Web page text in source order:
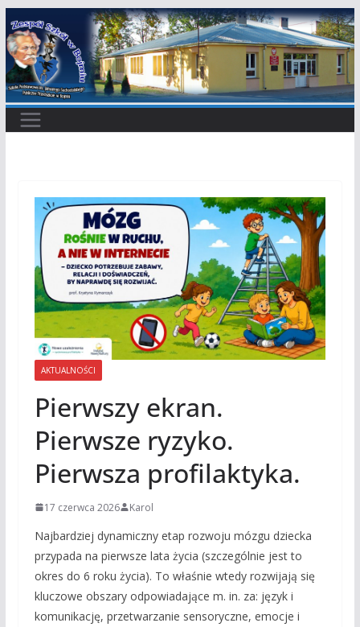
Przejdź
do
treści
AKTUALNOŚCI
Pierwszy ekran.
Pierwsze ryzyko.
Pierwsza profilaktyka.
17 czerwca 2026 Karol
Najbardziej dynamiczny etap rozwoju mózgu dziecka
przypada na pierwsze lata życia (szczególnie jest to
okres do 6 roku życia). To właśnie wtedy rozwijają się
kluczowe obszary odpowiadające m. in. za: język i
komunikację, przetwarzanie sensoryczne, emocje i